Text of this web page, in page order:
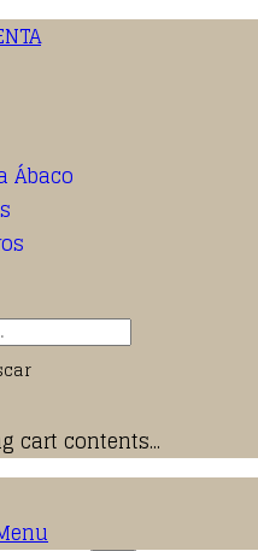
Ábaco
cart contents...